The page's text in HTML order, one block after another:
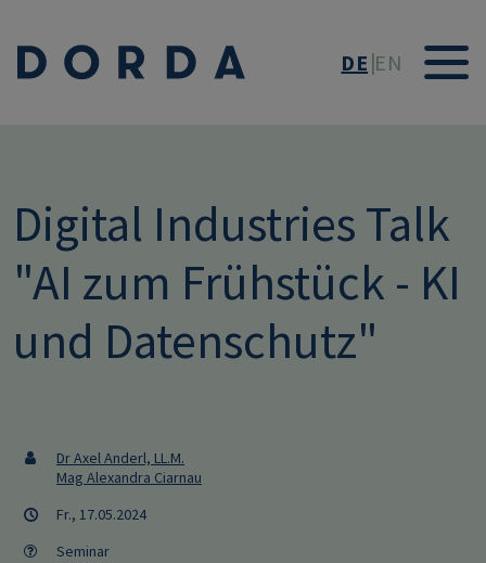
DE EN
Digital Industries Talk
"AI zum Frühstück - KI
und Datenschutz"
Dr Axel Anderl, LL.M.
Mag Alexandra Ciarnau
Fr., 17.05.2024
Seminar